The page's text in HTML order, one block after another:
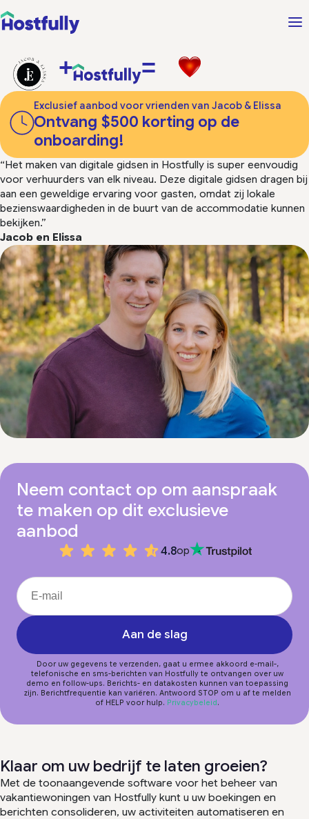
+ =
Exclusief aanbod voor vrienden van Jacob & Elissa
Ontvang $500 korting op de
onboarding!
“Het maken van digitale gidsen in Hostfully is super eenvoudig
voor verhuurders van elk niveau. Deze digitale gidsen dragen bij
aan een geweldige ervaring voor gasten, omdat zij lokale
bezienswaardigheden in de buurt van de accommodatie kunnen
bekijken.”
Jacob en Elissa
Neem contact op om aanspraak
te maken op dit exclusieve
aanbod
4.8op
Aan de slag
Door uw gegevens te verzenden, gaat u ermee akkoord e-mail-,
telefonische en sms-berichten van Hostfully te ontvangen over uw
demo en follow-ups. Berichts- en datakosten kunnen van toepassing
zijn. Berichtfrequentie kan variëren. Antwoord STOP om u af te melden
of HELP voor hulp. Privacybeleid.
Klaar om uw bedrijf te laten groeien?
Met de toonaangevende software voor het beheer van
vakantiewoningen van Hostfully kunt u uw boekingen en
berichten consolideren, uw activiteiten automatiseren en